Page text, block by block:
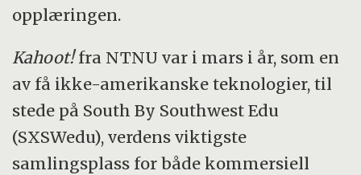
Svært få investorer er villige til å satse
penger på helt ny forskning.
Derfor må i stedet det offentlige gå inn med
midler, for å få nye produkter og tjenester ut
i samfunnet.
opplæringen.
Kahoot!fra NTNU var i mars i år, som en
av få ikke-amerikanske teknologier, til
stede på South By Southwest Edu
(SXSWedu), verdens viktigste
samlingsplass for både kommersiell